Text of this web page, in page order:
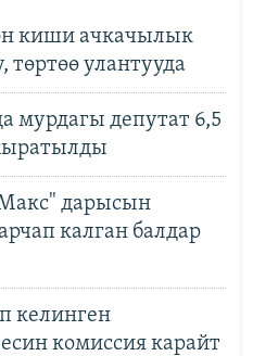
киши ачкачылык
төртөө улантууда
мурдагы депутат 6,5
дарысын
калган балдар
келинген
комиссия карайт